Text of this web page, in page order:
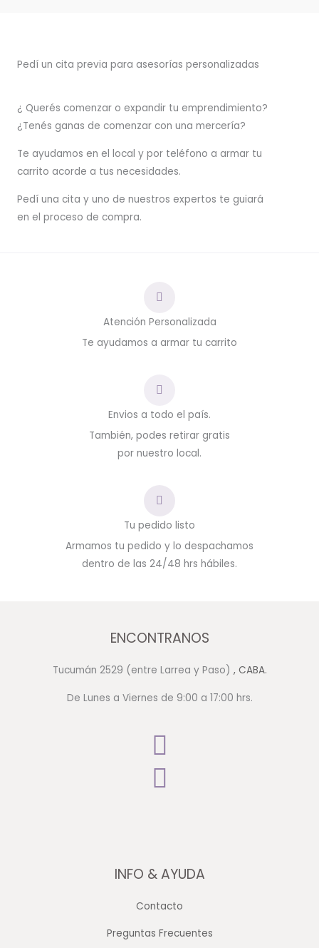
Pedí un cita previa para asesorías personalizadas
¿ Querés comenzar o expandir tu emprendimiento?
¿Tenés ganas de comenzar con una mercería?
Te ayudamos en el local y por teléfono a armar tu
carrito acorde a tus necesidades.
Pedí una cita y uno de nuestros expertos te guiará
en el proceso de compra.
Atención Personalizada
Te ayudamos a armar tu carrito
Envios a todo el país.
También, podes retirar gratis
por nuestro local.
Tu pedido listo
Armamos tu pedido y lo despachamos
dentro de las 24/48 hrs hábiles.
ENCONTRANOS
Tucumán 2529 (entre Larrea y Paso) , CABA.
De Lunes a Viernes de 9:00 a 17:00 hrs.
INFO & AYUDA
Contacto
Preguntas Frecuentes